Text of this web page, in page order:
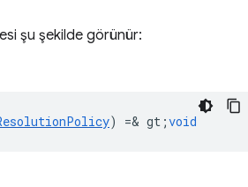
şu şekilde görünür:
) =& gt;void